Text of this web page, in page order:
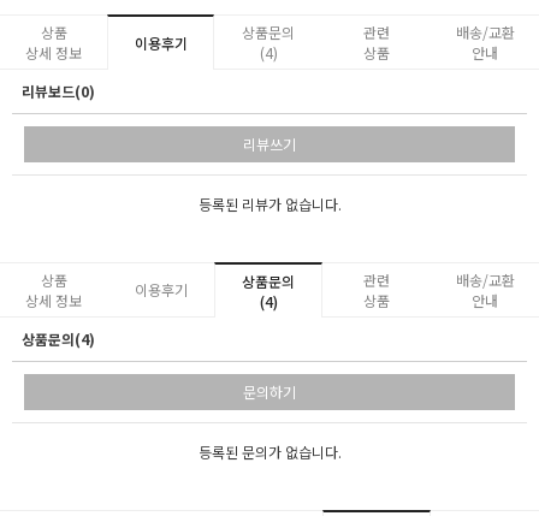
상품
상세 정보
이용후기
상품문의
(4)
관련
상품
배송/교환
안내
리뷰보드(0)
리뷰쓰기
등록된 리뷰가 없습니다.
상품
상세 정보
이용후기
상품문의
(4)
관련
상품
배송/교환
안내
상품문의(4)
문의하기
등록된 문의가 없습니다.